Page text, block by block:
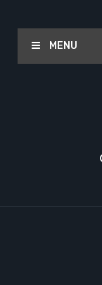
MENU